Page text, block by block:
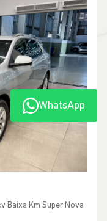
Baixa Km Super Nova
WhatsApp